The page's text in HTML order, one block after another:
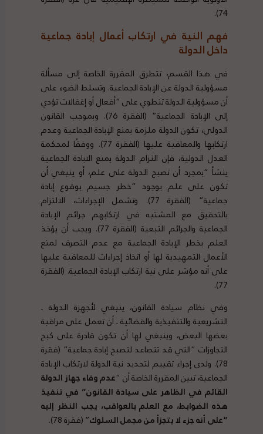
74).
فهم النية في ارتكاب أعمال إبادة جماعية
داخل الدولة
في هذا القسم، تتطرق المقررة الخاصة إلى مسألة
مسؤولية الدولة عن الإبادة الجماعية. وتسلط الضوء على
أن مسؤولية الدولة تنطوي على “أفعال أو إغفالات تؤدي
إلى الإبادة الجماعية” (الفقرة 76). وبموجب القانون
الدولي، تكون الدولة ملزمة بمنع الإبادة الجماعية وعدم
ارتكابها والمعاقبة عليها (الفقرة 77). ووفقًا لمحكمة
العدل الدولية، فإن التزام الدولة بمنع الابادة الجماعية
ينشأ “بمجرد أن تصبح الدولة على علم، أو ينبغي أن
تكون على علم بوجود “خطر جسيم بوقوع إبادة
جماعية” (الفقرة 77). وتشمل الإجراءات، الالتزام
بالتحقيق مع المشتبه في ارتكابهم جرائم الإبادة
الجماعية والجرائم التبعية (الفقرة 77). ويجب أن يؤخذ
العلم بخطر الإبادة الجماعية مع عدم التصرف لمنع
الأعمال التمهيدية لها أو اتخاذ إجراءات للمعاقبة عليها
على أنه مؤشر على نية ارتكاب الإبادة الجماعية. (الفقرة
77).
وفي نظام سيادة القانون، ينبغي لأجهزة الدولة ـ
التشريعية والتنفيذية والقضائية ـ أن تعمل على مراقبة
بعضها البعض، وينبغي لها أن تكون قادرة على كبح
التجاوزات “التي قد تتصاعد لتصبح إبادة جماعية” (فقرة
78). ولدى إجراء تقييم لتحديد نية الدولة لارتكاب الإبادة
الجماعية، تبين المقررة الخاصة أن “عدم وفاء جهاز الدولة
القائم في الظاهر على سيادة القانون” في تنفيذ
هذه الضوابط، مع العلم بالعواقب، يجب النظر إليه
“على أنه جزء لا يتجزأ من مجمل السلوك” (فقرة 78).